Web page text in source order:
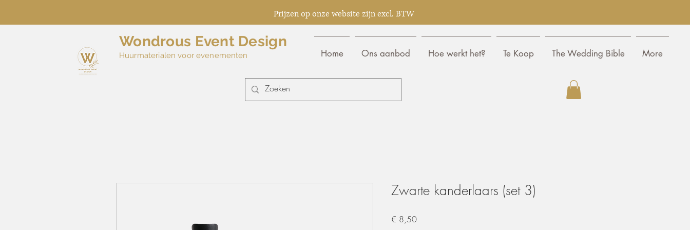
Prijzen op onze website zijn excl. BTW
Wondrous Event Design
Huurmaterialen voor evenementen Home Ons aanbod Hoe werkt het? Te Koop The Wedding Bible More
Zwarte kanderlaars (set 3)
€ 8,50Prijs